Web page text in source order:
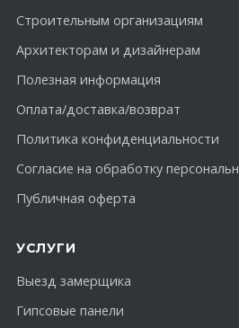
Строительным организациям
Архитекторам и дизайнерам
Полезная информация
Оплата/доставка/возврат
Политика конфиденциальности
Согласие на обработку
Публичная оферта
УСЛУГИ
Выезд замерщика
Гипсовые панели